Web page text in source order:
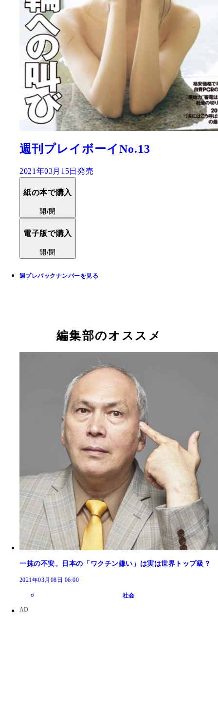
週刊プレイボーイNo.13
2021年03月15日発売
紙の本で購入
開/閉
電子版で購入
開/閉
週プレバックナンバーを見る
編集部のオススメ
一抹の不安。日本の「ワクチン嫌い」は実は世界トップ級？
2021年03月08日 06:00
社会